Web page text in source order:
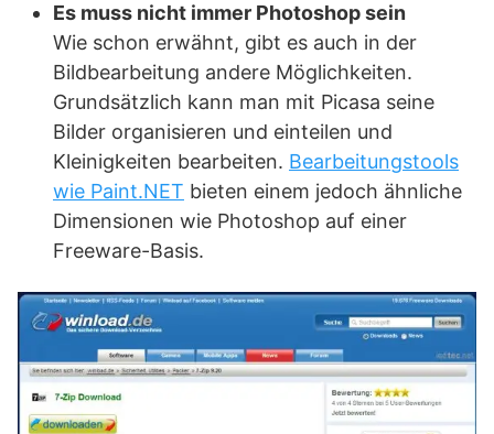
Es muss nicht immer Photoshop sein
Wie schon erwähnt, gibt es auch in der
Bildbearbeitung andere Möglichkeiten.
Grundsätzlich kann man mit Picasa seine
Bilder organisieren und einteilen und
Kleinigkeiten bearbeiten. Bearbeitungstools
wie Paint.NET bieten einem jedoch ähnliche
Dimensionen wie Photoshop auf einer
Freeware-Basis.